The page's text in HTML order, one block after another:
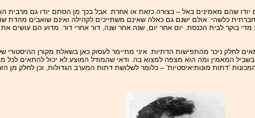
שהם מאמינים באל – בצורה כזאת או אחרת. אבל בכך מן הסתם יודו גם מרבית
כלשהי. אולם ישנם גם כאלה שאינם משתייכים לקהילה ואינם שואבים מהדת שום
בוקר לבית הכנסת. יום אחר יום, שנה אחר שנה, דור אחרי דור. מדוע הם עושים
לחלק ניכר מהתפישות הדתיות. איני מתיימר לעסוק כאן בשאלת מקורן
בשביל המאמין ומה הוא מצפה למצוא בה. ודאי שהמודל המוצע לא יכול להתאים לכל
'דתות מונותיאיסטיות' – כלומר לשלושת דתות המערב הגדולות, וכן לחלק מן